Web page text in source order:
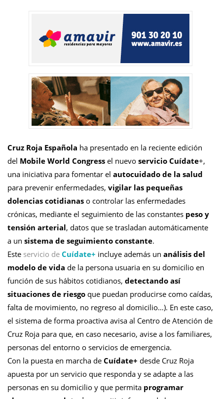
Cruz Roja Española ha presentado en la reciente edición
del Mobile World Congress el nuevo servicio Cuídate+,
una iniciativa para fomentar el autocuidado de la salud
para prevenir enfermedades, vigilar las pequeñas
dolencias cotidianas o controlar las enfermedades
crónicas, mediante el seguimiento de las constantes peso y
tensión arterial, datos que se trasladan automáticamente
a un sistema de seguimiento constante.
Este servicio de Cuídate+ incluye además un análisis del
modelo de vida de la persona usuaria en su domicilio en
función de sus hábitos cotidianos, detectando así
situaciones de riesgo que puedan producirse como caídas,
falta de movimiento, no regreso al domicilio…). En este caso,
el sistema de forma proactiva avisa al Centro de Atención de
Cruz Roja para que, en caso necesario, avise a los familiares,
personas del entorno o servicios de emergencia.
Con la puesta en marcha de Cuídate+ desde Cruz Roja
apuesta por un servicio que responda y se adapte a las
personas en su domicilio y que permita programar